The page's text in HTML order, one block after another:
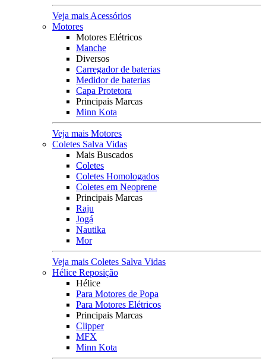
Veja mais Acessórios
Motores
Motores Elétricos
Manche
Diversos
Carregador de baterias
Medidor de baterias
Capa Protetora
Principais Marcas
Minn Kota
Veja mais Motores
Coletes Salva Vidas
Mais Buscados
Coletes
Coletes Homologados
Coletes em Neoprene
Principais Marcas
Raju
Jogá
Nautika
Mor
Veja mais Coletes Salva Vidas
Hélice Reposição
Hélice
Para Motores de Popa
Para Motores Elétricos
Principais Marcas
Clipper
MFX
Minn Kota